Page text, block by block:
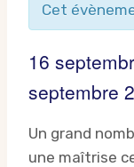
Cet
16
septembre
Un grand
une maîtrise